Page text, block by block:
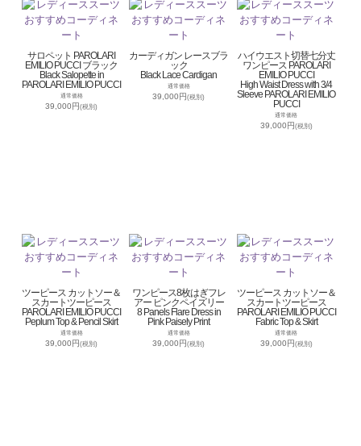
サロペット PAROLARI
EMILIO PUCCI ブラック
Black Salopette in
PAROLARI EMILIO PUCCI
通常価格
39,000円(税別)
カーディガン レースブラ
ック
Black Lace Cardigan
通常価格
39,000円(税別)
ハイウエスト切替七分丈
ワンピース PAROLARI
EMILIO PUCCI
High Waist Dress with 3/4
Sleeve PAROLARI EMILIO
PUCCI
通常価格
39,000円(税別)
ツーピース カットソー＆
スカートツーピース
PAROLARI EMILIO PUCCI
Peplum Top & Pencil Skirt
通常価格
39,000円(税別)
ワンピース8枚はぎフレ
アー ピンクペイズリー
8 Panels Flare Dress in
Pink Paisely Print
通常価格
39,000円(税別)
ツーピース カットソー＆
スカートツーピース
PAROLARI EMILIO PUCCI
Fabric Top & Skirt
通常価格
39,000円(税別)